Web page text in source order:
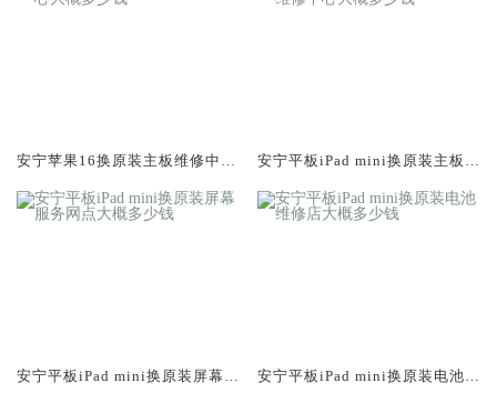
安宁苹果16换原装主板维修中心
安宁平板iPad mini换原装主板维
安宁平板iPad mini换原装屏幕服
安宁平板iPad mini换原装电池维